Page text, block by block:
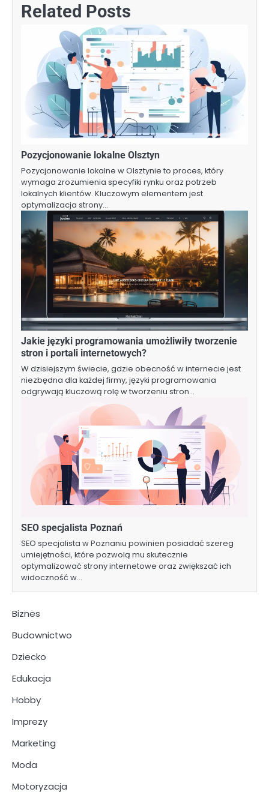
Related Posts
Pozycjonowanie lokalne Olsztyn
Pozycjonowanie lokalne w Olsztynie to proces, który
wymaga zrozumienia specyfiki rynku oraz potrzeb
lokalnych klientów. Kluczowym elementem jest
optymalizacja strony…
Jakie języki programowania umożliwiły tworzenie
stron i portali internetowych?
W dzisiejszym świecie, gdzie obecność w internecie jest
niezbędna dla każdej firmy, języki programowania
odgrywają kluczową rolę w tworzeniu stron…
SEO specjalista Poznań
SEO specjalista w Poznaniu powinien posiadać szereg
umiejętności, które pozwolą mu skutecznie
optymalizować strony internetowe oraz zwiększać ich
widoczność w…
Biznes
Budownictwo
Dziecko
Edukacja
Hobby
Imprezy
Marketing
Moda
Motoryzacja